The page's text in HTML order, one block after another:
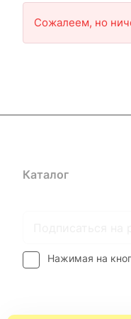
Сожалеем, но
Каталог
Нажимая на